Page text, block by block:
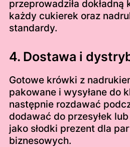
przeprowadziła
każdy cukierek oraz
standardy.
4. Dostawa i
Gotowe krówki z
pakowane i wysyłane do
następnie rozdawać
dodawać do przesyłek
jako słodki prezent dla
biznesowych.